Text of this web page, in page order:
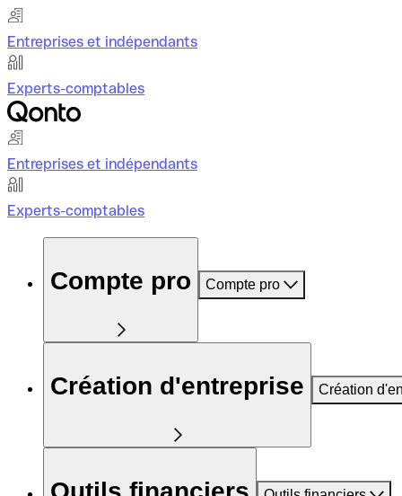
Entreprises et indépendants
Experts-comptables
Entreprises et indépendants
Experts-comptables
Compte pro Compte pro
Création d'entreprise Création